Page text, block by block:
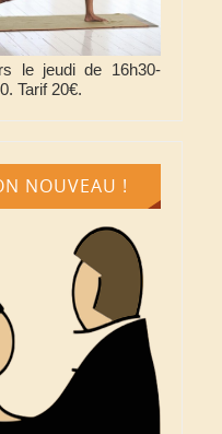
le jeudi de 16h30-
Tarif 20€.
NOUVEAU !